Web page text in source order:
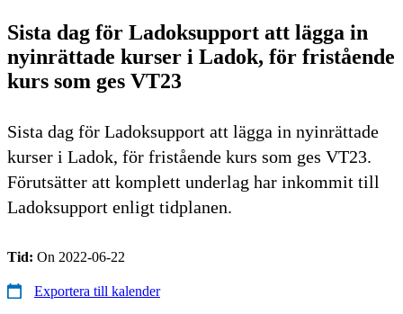
Sista dag för Ladoksupport att lägga in
nyinrättade kurser i Ladok, för fristående
kurs som ges VT23
Sista dag för Ladoksupport att lägga in nyinrättade
kurser i Ladok, för fristående kurs som ges VT23.
Förutsätter att komplett underlag har inkommit till
Ladoksupport enligt tidplanen.
Tid: On 2022-06-22
Exportera till kalender